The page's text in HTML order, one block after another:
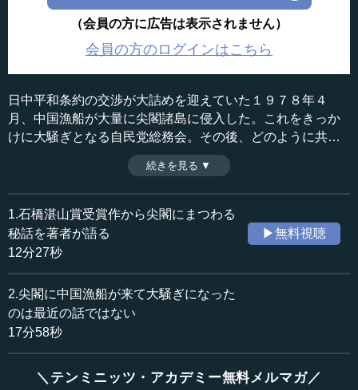
（会員の方に広告は表示されません）
会員の方のログインはこちら
日中平和条約の交渉が大詰めを迎えていた１９７８年４
月、中国漁船が大量に尖閣諸島に侵入した。これをきっか
けに大騒ぎとなる自民党総務会。その後、どのように共同
開発論が展開されていったのか。日中の首脳の動きととも
にその経緯をたどる。（後編）
収録日：2014年9月11日
追加日：2014年11月24日
カテゴリー：
政治
外交
≪全文≫
●尖閣列島に中国漁船が来たのは１９７８年が最初
若宮 前回は、尖閣をめぐって最初の日中首脳会談で共同
が、実は、それからしばらくして、共同開発の話が日中の
続きを見る ▼
1.石橋湛山賞受賞作から尖閣にまつわる
秘話を著者が語る
12分27秒
▶無料視聴
2.尖閣に中国漁船が来て大騒ぎになった
のは最近の話ではない
17分58秒
＼テンミニッツ・アカデミー無料メルマガ／